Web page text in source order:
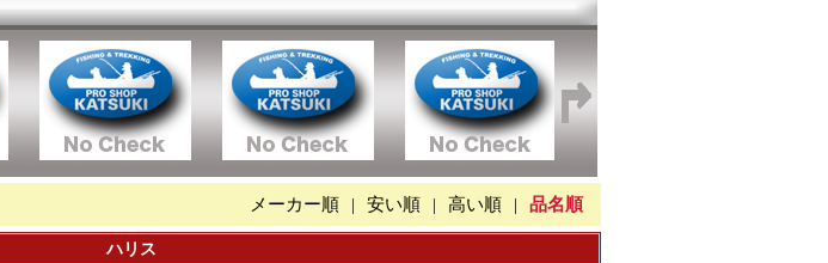
メーカー順 | 安い順 | 高い順 | 品名順
ハリス